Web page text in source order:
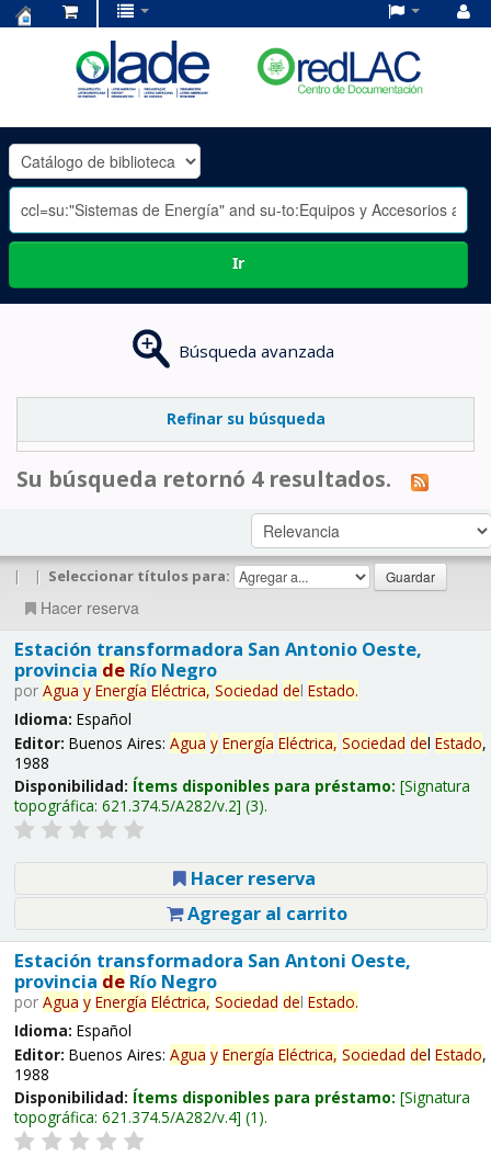
OLADE
-
Ir
Búsqueda avanzada
Refinar su búsqueda
Su búsqueda retornó 4 resultados.
| | Seleccionar títulos para:
Hacer reserva
Estación transformadora San Antonio Oeste,
provincia deRío Negro
por Agua y Energía Eléctrica, Sociedad del Estado.
Idioma: Español
Editor: Buenos Aires: Agua y Energía Eléctrica, Sociedad del Estado,
1988
Disponibilidad: Ítems disponibles para préstamo: Signatura
topográfica: 621.374.5/A282/v.2 (3).
Hacer reserva
Agregar al carrito
Estación transformadora San Antoni Oeste,
provincia deRío Negro
por Agua y Energía Eléctrica, Sociedad del Estado.
Idioma: Español
Editor: Buenos Aires: Agua y Energía Eléctrica, Sociedad del Estado,
1988
Disponibilidad: Ítems disponibles para préstamo: Signatura
topográfica: 621.374.5/A282/v.4 (1).